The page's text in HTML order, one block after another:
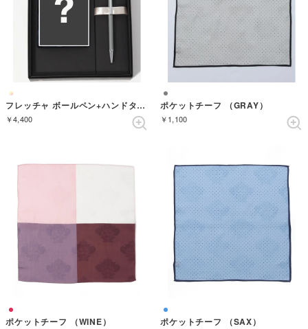
フレッチャ ボールペン+ハンドタオル ギフトセット （GUNMETAL）
￥4,400
ポケットチーフ （GRAY）
￥1,100
ポケットチーフ （WINE） ポケットチーフ （SAX）